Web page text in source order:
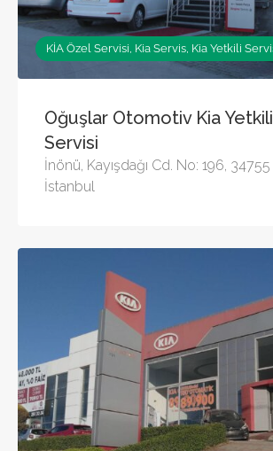
KİA Özel Servisi, Kia Servis, Kia Yetkili
Oğuşlar Otomotiv Kia Yetkili
Servisi
İnönü, Kayışdağı Cd. No: 196,
İstanbul